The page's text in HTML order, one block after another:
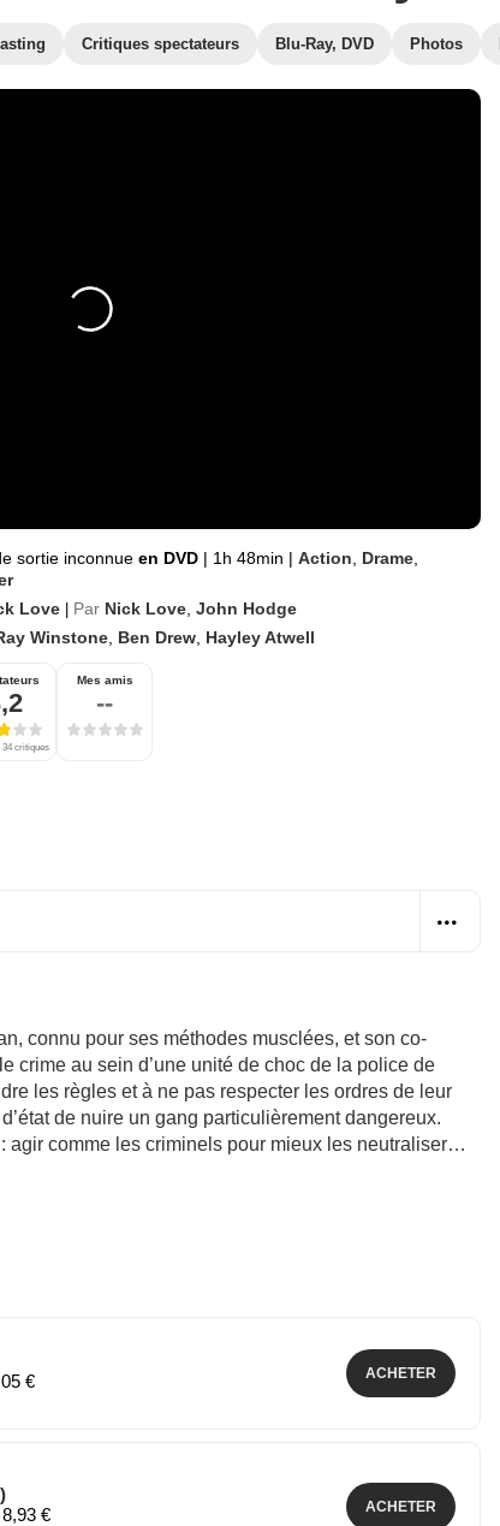
Critiques spectateurs Blu-Ray, DVD Photos
sortie inconnue en DVD | 1h 48min | Action Drame
Love | Par Nick Love John Hodge
Winstone Ben Drew Hayley Atwell
34 critiques
Mes amis
--
connu pour ses méthodes musclées, et son co-
crime au sein d’une unité de choc de la police de
les règles et à ne pas respecter les ordres de leur
de nuire un gang particulièrement dangereux.
agir comme les criminels pour mieux les neutraliser…
€
ACHETER
€
ACHETER